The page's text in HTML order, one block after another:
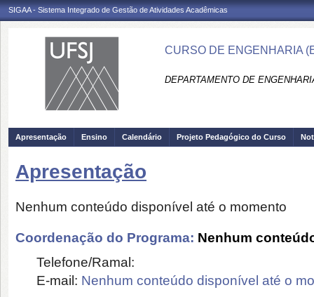
SIGAA - Sistema Integrado de Gestão de Atividades Acadêmicas
CURSO DE ENGENHARIA
DEPARTAMENTO DE
Apresentação Ensino Calendário Projeto Pedagógico do Curso
Apresentação
Nenhum conteúdo disponível até o momento
Coordenação do Programa: Nenhum
Telefone/Ramal:
E-mail: Nenhum conteúdo disponível até o